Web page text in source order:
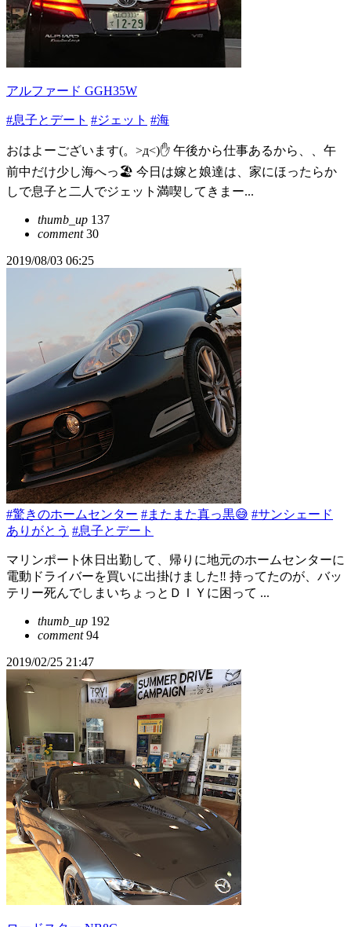
アルファード GGH35W
#息子とデート #ジェット #海
おはよーございます(。>д<)✋ 午後から仕事あるから、、午
前中だけ少し海へっ🏖️ 今日は嫁と娘達は、家にほったらか
しで息子と二人でジェット満喫してきまー...
thumb_up 137
comment30
2019/08/03 06:25
#驚きのホームセンター #またまた真っ黒😅 #サンシェード
ありがとう #息子とデート
マリンポート休日出勤して、帰りに地元のホームセンターに
電動ドライバーを買いに出掛けました‼️ 持ってたのが、バッ
テリー死んでしまいちょっとＤＩＹに困って ...
thumb_up 192
comment94
2019/02/25 21:47